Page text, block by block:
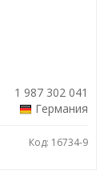
1 987 302 041
Германия
Код: 16734-9